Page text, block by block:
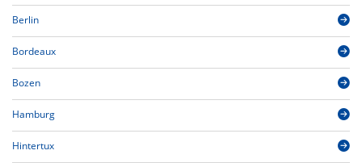
Berlin
Bordeaux
Bozen
Hamburg
Hintertux